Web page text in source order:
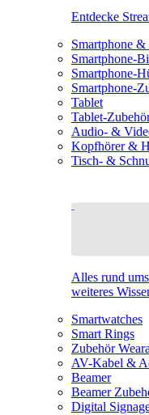
Entdecke
Smartphone
Smartphone-
Smartphone-
Smartphone-
Tablet
Tablet-
Audio- &
Kopfhörer &
Tisch- &
Alles rund
weiteres
Smartwatches
Smart Rings
Zubehör
AV-Kabel &
Beamer
Beamer
Digital